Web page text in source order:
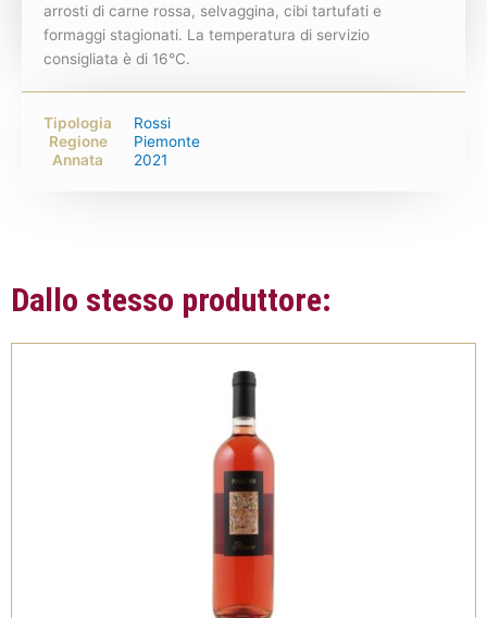
arrosti di carne rossa, selvaggina, cibi tartufati e
formaggi stagionati. La temperatura di servizio
consigliata è di 16°C.
Tipologia
Rossi
Regione
Piemonte
Annata
2021
Dallo stesso produttore: